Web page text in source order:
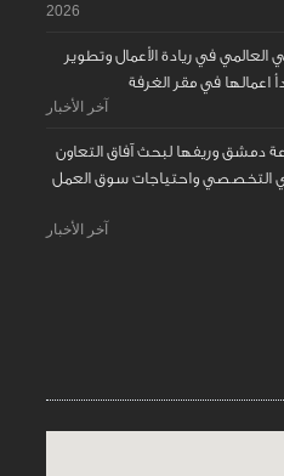
2026
العالمي في ريادة الأعمال وتطوير
في مقر الغرفة
آخر الأخبار
دمشق وريفها لبحث آفاق التعاون
التخصصي واحتياجات سوق العمل
آخر الأخبار